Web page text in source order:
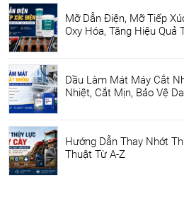
Mỡ Dẫn Điện, Mỡ Tiếp
Oxy Hóa, Tăng Hiệu Quả
Dầu Làm Mát Máy Cắt
Nhiệt, Cắt Mịn, Bảo Vệ
Hướng Dẫn Thay Nhớt
Thuật Từ A-Z